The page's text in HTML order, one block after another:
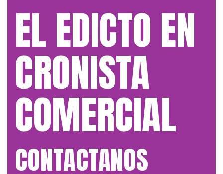
EL EDICTO EN
CRONISTA
COMERCIAL
CONTACTANOS